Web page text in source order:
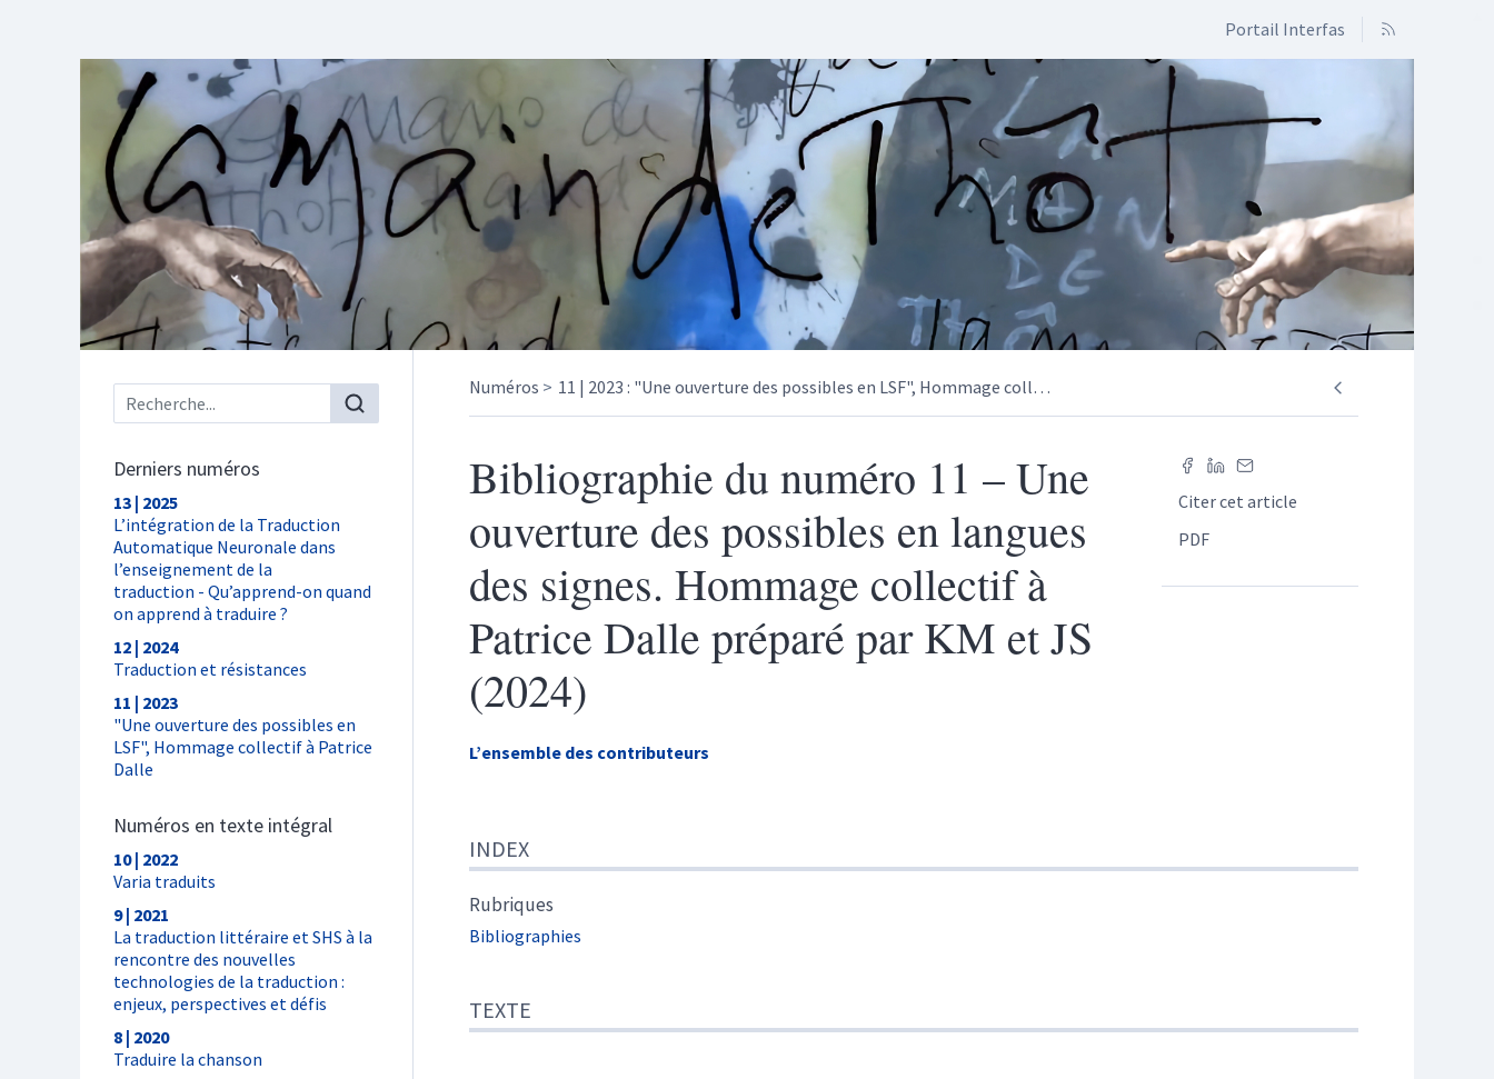
Portail Interfas
Menu principal
Derniers numéros
13 | 2025
L’intégration de la Traduction
Automatique Neuronale dans
l’enseignement de la
traduction - Qu’apprend-on quand
on apprend à traduire ?
12 | 2024
Traduction et résistances
11 | 2023
"Une ouverture des possibles en
LSF", Hommage collectif à Patrice
Dalle
Numéros en texte intégral
10 | 2022
Varia traduits
9 | 2021
La traduction littéraire et SHS à la
rencontre des nouvelles
technologies de la traduction :
enjeux, perspectives et défis
8 | 2020
Traduire la chanson
Numéros 11 | 2023 : "Une ouverture des possibles en LSF", Hommage coll…
Citer cet article
PDF
Bibliographie du numéro 11 – Une
ouverture des possibles en langues
des signes. Hommage collectif à
Patrice Dalle préparé par KM et JS
(2024)
L’ensemble des contributeurs
Texte
Citer cet article
Auteur
INDEX
Rubriques
Bibliographies
TEXTE